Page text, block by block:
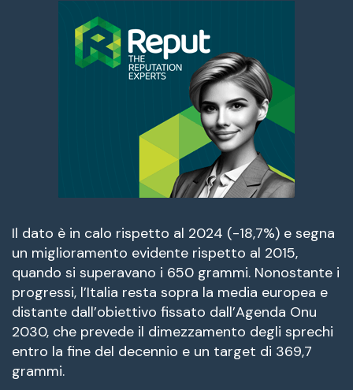
Il dato è in calo rispetto al 2024 (-18,7%) e segna
un miglioramento evidente rispetto al 2015,
quando si superavano i 650 grammi. Nonostante i
progressi, l’Italia resta sopra la media europea e
distante dall’obiettivo fissato dall’Agenda Onu
2030, che prevede il dimezzamento degli sprechi
entro la fine del decennio e un target di 369,7
grammi.